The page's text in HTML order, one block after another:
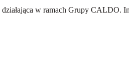
działająca w ramach Grupy CALDO.